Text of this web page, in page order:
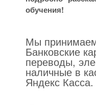
обучения!
Мы
Банковские
переводы,
наличные в
Яндекс Касса.